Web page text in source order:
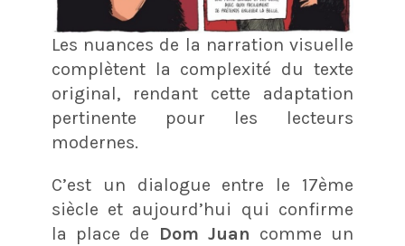
Les nuances de la narration visuelle
complètent la complexité du texte
original, rendant cette adaptation
pertinente pour les lecteurs
modernes.
C’est un dialogue entre le 17ème
siècle et aujourd’hui qui confirme
la place de
Dom Juan comme un